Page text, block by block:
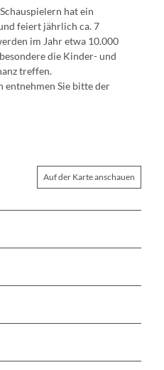
hat ein
feiert jährlich ca. 7
im Jahr etwa 10.000
die Kinder- und
treffen.
entnehmen Sie bitte der
Auf der Karte anschauen